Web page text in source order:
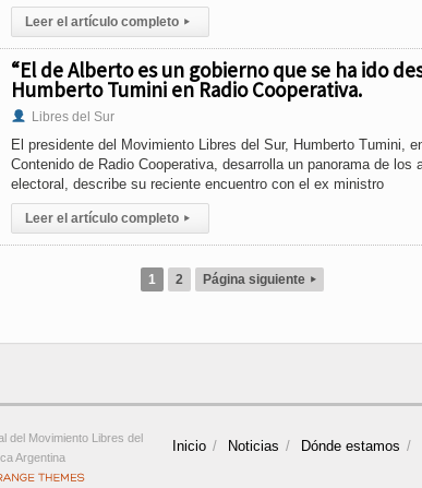
Leer el artículo completo ▸
“El de Alberto es un gobierno que se ha ido
Humberto Tumini en Radio Cooperativa.
Libres del Sur
El presidente del Movimiento Libres del Sur, Humberto Tumini,
Contenido de Radio Cooperativa, desarrolla un panorama de
electoral, describe su reciente encuentro con el ex ministro
Leer el artículo completo ▸
1 2 Página siguiente ▸
Inicio Noticias Dónde estamos
del Movimiento Libres del
Argentina